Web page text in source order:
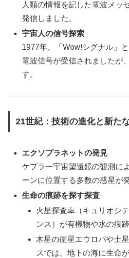
人類の情報を記した電波メッ
発信しました。
宇宙人の信号探索
1977年、「Wow!シグナル」
電波信号が受信されましたが
す。
21世紀：技術の進化と新た
エクソプラネットの発見
ケプラー宇宙望遠鏡の観測に
ーンに位置する多数の惑星が
生命の痕跡を探す探査
火星探査車（キュリオシ
ンス）が有機物や水の痕
木星の衛星エウロパや土
スでは、地下の海に生命